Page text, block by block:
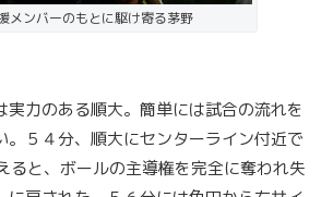
メンバーのもとに駆け寄る茅野
実力のある順大。簡単には試合の流れを
。５４分、順大にセンターライン付近で
ると、ボールの主導権を完全に奪われ失